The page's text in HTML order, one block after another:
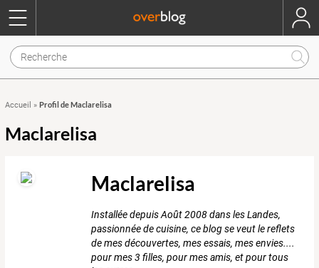
Accueil » Profil de Maclarelisa
Maclarelisa
Maclarelisa
Installée depuis Août 2008 dans les Landes,
passionnée de cuisine, ce blog se veut le reflets
de mes découvertes, mes essais, mes envies....
pour mes 3 filles, pour mes amis, et pour tous